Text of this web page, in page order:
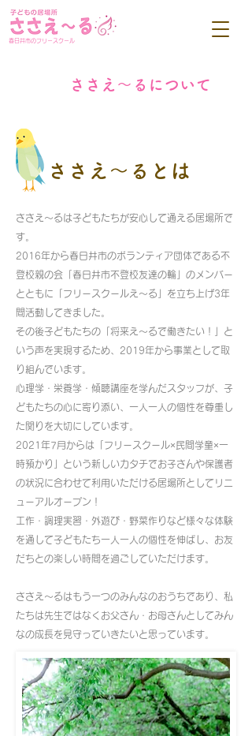
春日井市のフリースクール
ささえ～るとは
ささえ～るは子どもたちが安心して通える居場所で
す。
2016年から春日井市のボランティア団体である不
登校親の会「春日井市不登校友達の輪」のメンバー
とともに「フリースクールえ～る」を立ち上げ3年
間活動してきました。
その後子どもたちの「将来え～るで働きたい！」と
いう声を実現するため、2019年から事業として取
り組んでいます。
心理学・栄養学・傾聴講座を学んだスタッフが、子
どもたちの心に寄り添い、一人一人の個性を尊重し
た関りを大切にしています。
2021年7月からは「フリースクール×民間学童×一
時預かり」という新しいカタチでお子さんや保護者
の状況に合わせて利用いただける居場所としてリニ
ューアルオープン！
工作・調理実習・外遊び・野菜作りなど様々な体験
を通して子どもたち一人一人の個性を伸ばし、お友
だちとの楽しい時間を過ごしていただけます。
ささえ～るはもう一つのみんなのおうちであり、私
たちは先生ではなくお父さん・お母さんとしてみん
なの成長を見守っていきたいと思っています。
ささえ～るについて